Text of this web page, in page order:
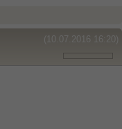
(10.07.2016 16:20)